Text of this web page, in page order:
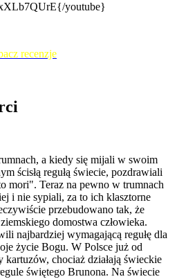
youtube}
recenzje
a kiedy się mijali w swoim
ścisłą regułą świecie, pozdrawiali
mori". Teraz na pewno w trumnach
i nie sypiali, za to ich klasztorne
przebudowano tak, że
domostwa człowieka.
najbardziej wymagającą regułę dla
życie Bogu. W Polsce już od
kartuzów, chociaż działają świeckie
świętego Brunona. Na świecie